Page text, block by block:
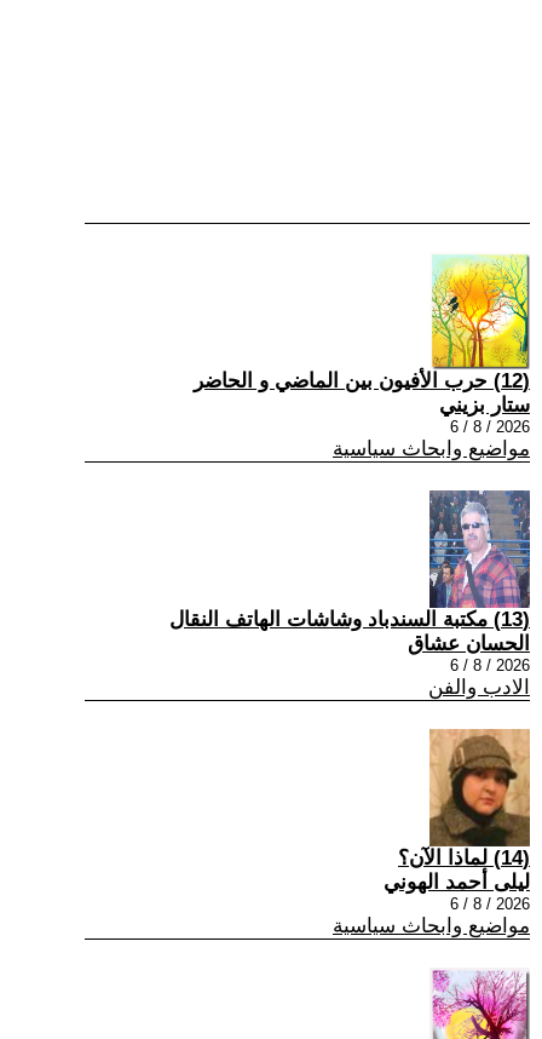
(12) حرب الأفيون بين الماضي و الحاضر
ستار بزيني
2026 / 8 / 6
مواضيع وابحاث سياسية
(13) مكتبة السندباد وشاشات الهاتف النقال
الحسان عشاق
2026 / 8 / 6
الادب والفن
(14) لماذا الآن؟
ليلى أحمد الهوني
2026 / 8 / 6
مواضيع وابحاث سياسية